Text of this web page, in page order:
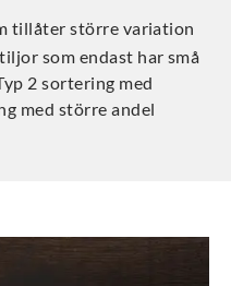
tillåter större variation
som endast har små
2 sortering med
med större andel